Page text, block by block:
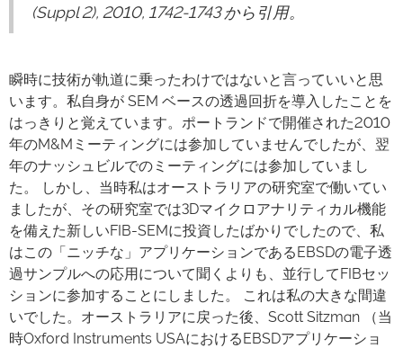
(Suppl 2), 2010, 1742-1743 から引用。
瞬時に技術が軌道に乗ったわけではないと言っていいと思
います。私自身が SEM ベースの透過回折を導入したことを
はっきりと覚えています。ポートランドで開催された2010
年のM&Mミーティングには参加していませんでしたが、翌
年のナッシュビルでのミーティングには参加していまし
た。 しかし、当時私はオーストラリアの研究室で働いてい
ましたが、その研究室では3Dマイクロアナリティカル機能
を備えた新しいFIB-SEMに投資したばかりでしたので、私
はこの「ニッチな」アプリケーションであるEBSDの電子透
過サンプルへの応用について聞くよりも、並行してFIBセッ
ションに参加することにしました。 これは私の大きな間違
いでした。オーストラリアに戻った後、Scott Sitzman （当
時Oxford Instruments USAにおけるEBSDアプリケーショ